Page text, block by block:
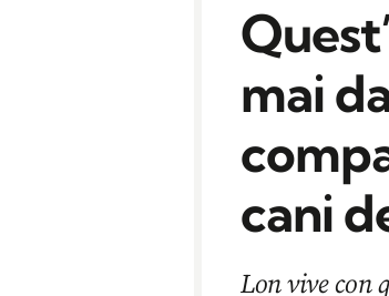
mai
cani
Lon vive con